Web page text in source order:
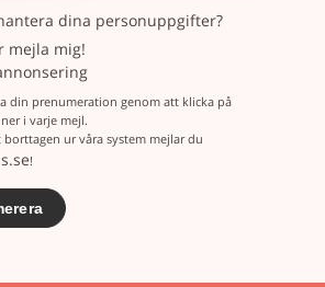
dina personuppgifter?
mejla mig!
din prenumeration genom att klicka på
i varje mejl.
ur våra system mejlar du
!